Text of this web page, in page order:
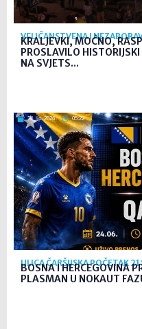
VELIČANSTVENA I
KRALJEVKI, MOĆNO,
PROSLAVILO
NA SVJETS...
24. lip. 2026 05:22
ULICA ČARŠIJSKA POČETAK 21
BOSNA I HERCEGOVINA
PLASMAN U NOKAUT